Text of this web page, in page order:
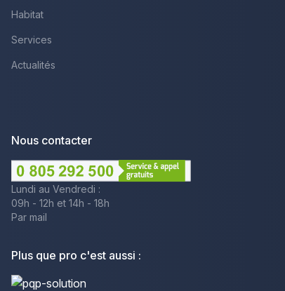
Habitat
Services
Actualités
Nous contacter
Lundi au Vendredi :
09h - 12h et 14h - 18h
Par mail
Plus que pro c'est aussi :